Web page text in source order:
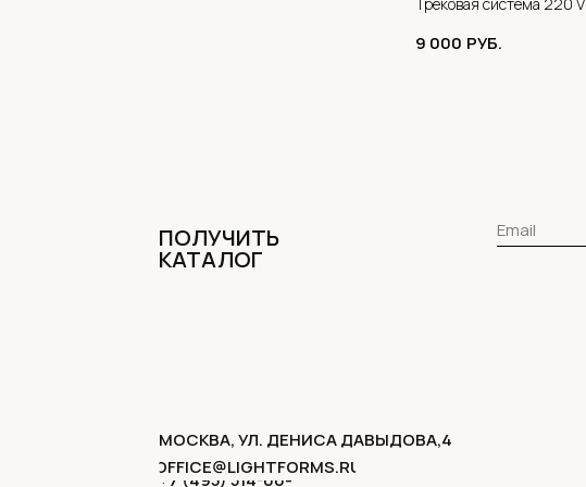
9 000 РУБ.
МОСКВА, УЛ. ДЕНИСА ДАВЫДОВА,4
ПОЛУЧИТЬ
КАТАЛОГ
+7 (495) 514-00-
OFFICE@LIGHTFORMS.RU